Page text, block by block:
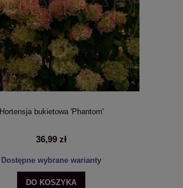
Hortensja bukietowa 'Phantom'
36,99 zł
Dostępne wybrane warianty
DO KOSZYKA